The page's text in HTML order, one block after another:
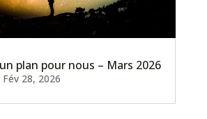
un plan pour nous – Mars 2026
Fév 28, 2026